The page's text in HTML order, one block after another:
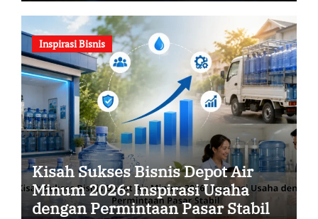
Inspirasi Bisnis
Kisah Sukses Bisnis Depot Air
Minum 2026: Inspirasi Usaha
dengan Permintaan Pasar Stabil